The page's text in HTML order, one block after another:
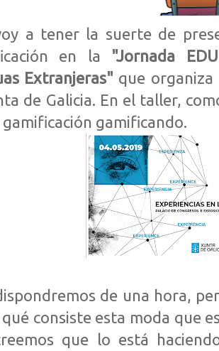
a tener la suerte de
en la
"Jornada
Extranjeras" que organiza
de Galicia. En el taller,
gamificando.
de una hora,
consiste esta moda que
que lo está